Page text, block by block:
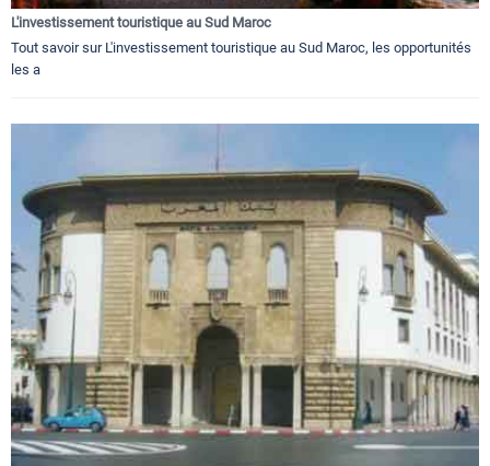
L'investissement touristique au Sud Maroc
Tout savoir sur L'investissement touristique au Sud Maroc, les opportunités
les a